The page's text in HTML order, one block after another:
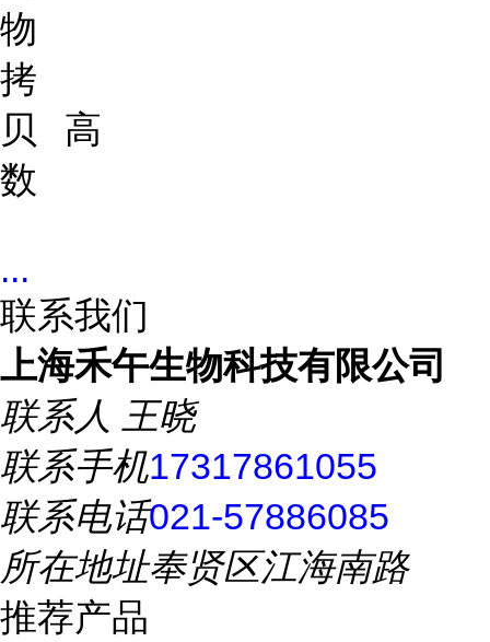
物
拷
贝
数
高
...
联系我们
上海禾午生物科技有限公司
联系人 王晓
联系手机17317861055
联系电话021-57886085
所在地址奉贤区江海南路
推荐产品